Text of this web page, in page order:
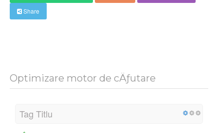
Share
Optimizare motor de cÄƒutare
Tag Titlu